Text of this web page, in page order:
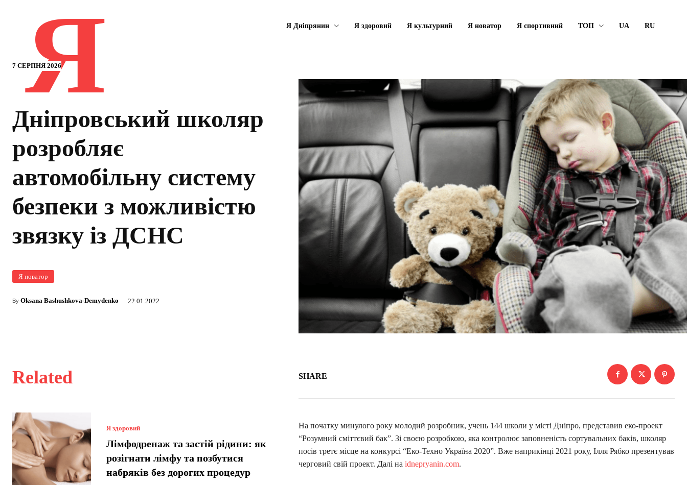
7 СЕРПНЯ 2026
Я Я Дніпрянин Я здоровий Я культурний Я новатор Я спортивний ТОП UA RU
Дніпровський школяр
розробляє
автомобільну систему
безпеки з можливістю
звязку із ДСНС
Я новатор
By Oksana Bashushkova-Demydenko 22.01.2022
Related
Я здоровий
Лімфодренаж та застій рідини: як
розігнати лімфу та позбутися
набряків без дорогих процедур
SHARE
На початку минулого року молодий розробник, учень 144 школи у місті Дніпро, представив еко-проект
“Розумний сміттєвий бак”. Зі своєю розробкою, яка контролює заповненість сортувальних баків, школяр
посів третє місце на конкурсі “Еко-Техно Україна 2020”. Вже наприкінці 2021 року, Ілля Рябко презентував
черговий свій проект. Далі на idnepryanin.com.